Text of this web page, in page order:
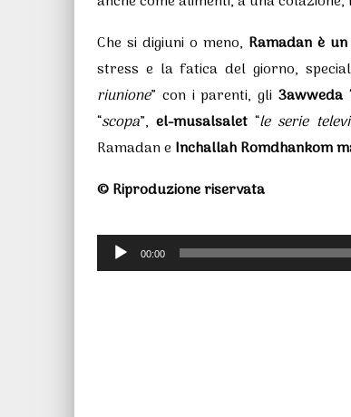
Che si digiuni o meno, Ramadan è
stress e la fatica del giorno,
riunione” con i parenti, gli3awweda
“scopa”,el-musalsalet “le serie
Ramadan eInchallah Romdhankom
© Riproduzione riservata
Audio
Player
00:00